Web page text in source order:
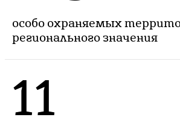
особо охраняемых
регионального значения
11